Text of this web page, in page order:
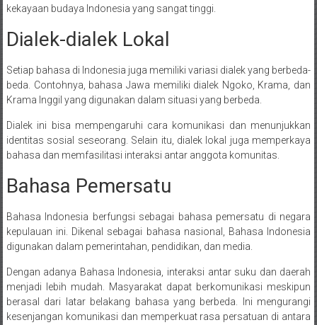
kekayaan budaya Indonesia yang sangat tinggi.
Dialek-dialek Lokal
Setiap bahasa di Indonesia juga memiliki variasi dialek yang berbeda-
beda. Contohnya, bahasa Jawa memiliki dialek Ngoko, Krama, dan
Krama Inggil yang digunakan dalam situasi yang berbeda.
Dialek ini bisa mempengaruhi cara komunikasi dan menunjukkan
identitas sosial seseorang. Selain itu, dialek lokal juga memperkaya
bahasa dan memfasilitasi interaksi antar anggota komunitas.
Bahasa Pemersatu
Bahasa Indonesia berfungsi sebagai bahasa pemersatu di negara
kepulauan ini. Dikenal sebagai bahasa nasional, Bahasa Indonesia
digunakan dalam pemerintahan, pendidikan, dan media.
Dengan adanya Bahasa Indonesia, interaksi antar suku dan daerah
menjadi lebih mudah. Masyarakat dapat berkomunikasi meskipun
berasal dari latar belakang bahasa yang berbeda. Ini mengurangi
kesenjangan komunikasi dan memperkuat rasa persatuan di antara